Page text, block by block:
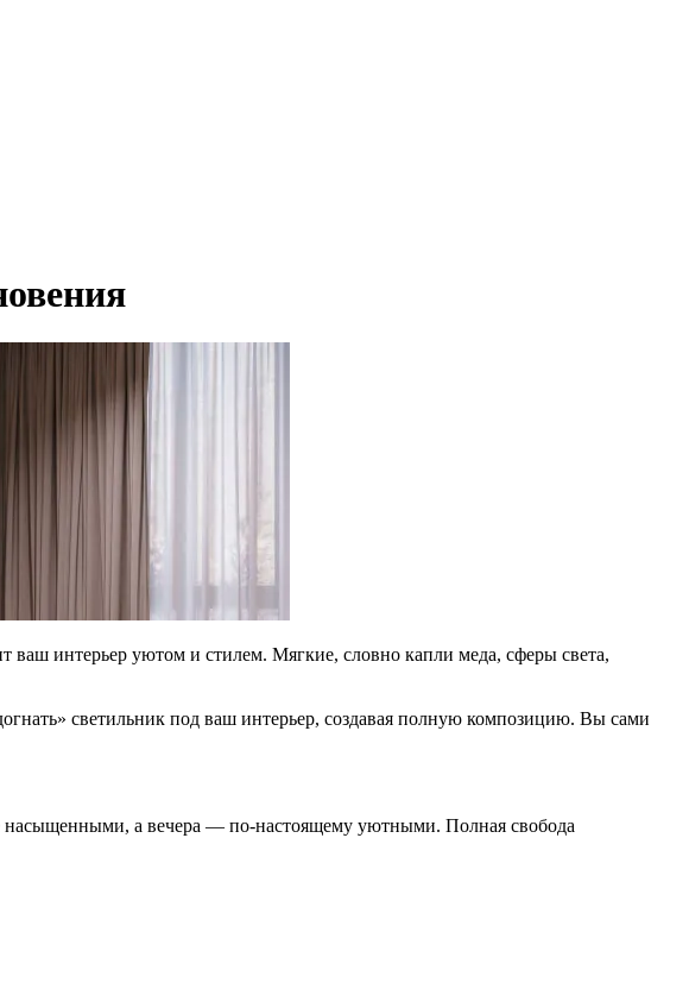
интерьер уютом и стилем. Мягкие, словно капли меда, сферы света,
светильник под ваш интерьер, создавая полную композицию. Вы сами
насыщенными, а вечера — по-настоящему уютными. Полная свобода